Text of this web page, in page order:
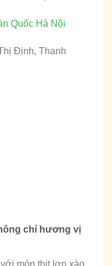
Quốc Hà Nội
Định, Thanh
chỉ hương vị